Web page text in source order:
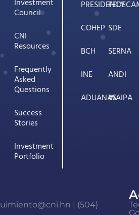
Investment
Council
CNI
Resources
Frequently
Asked
Questions
Success
Stories
Investment
Portfolio
PRESIDENCY
COHEP
BCH
INE
ADUANAS
SDE
SERNA
ANDI
WAIPA
| (504)